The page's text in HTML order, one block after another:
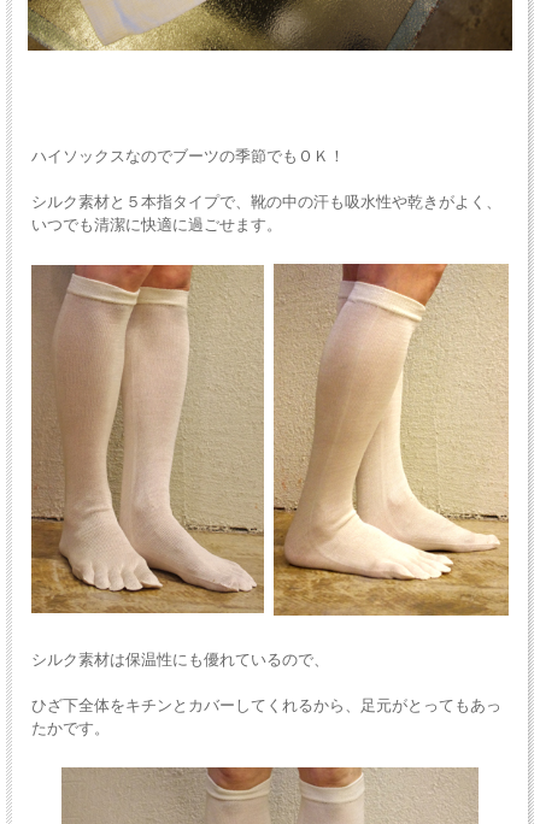
ハイソックスなのでブーツの季節でもＯＫ！
シルク素材と５本指タイプで、靴の中の汗も吸水性や乾きがよく、
いつでも清潔に快適に過ごせます。
シルク素材は保温性にも優れているので、
ひざ下全体をキチンとカバーしてくれるから、足元がとってもあっ
たかです。